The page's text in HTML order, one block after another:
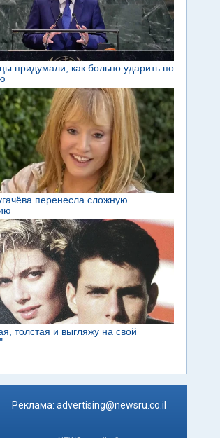
Реклама: advertising@newsru.co.il